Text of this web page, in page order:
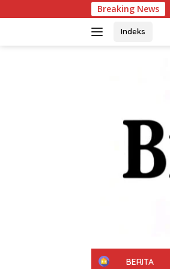
ke
Breaking News
Indeks
H
BERITA